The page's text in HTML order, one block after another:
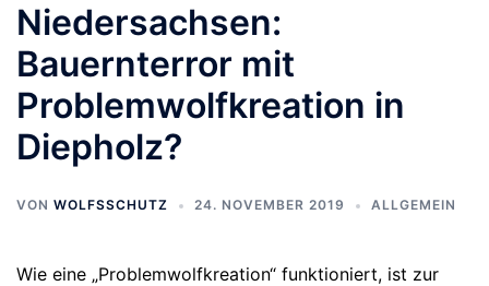
Niedersachsen:
Bauernterror mit
Problemwolfkreation in
Diepholz?
VON WOLFSSCHUTZ 24. NOVEMBER 2019 ALLGEMEIN
Wie eine „Problemwolfkreation“ funktioniert, ist zur